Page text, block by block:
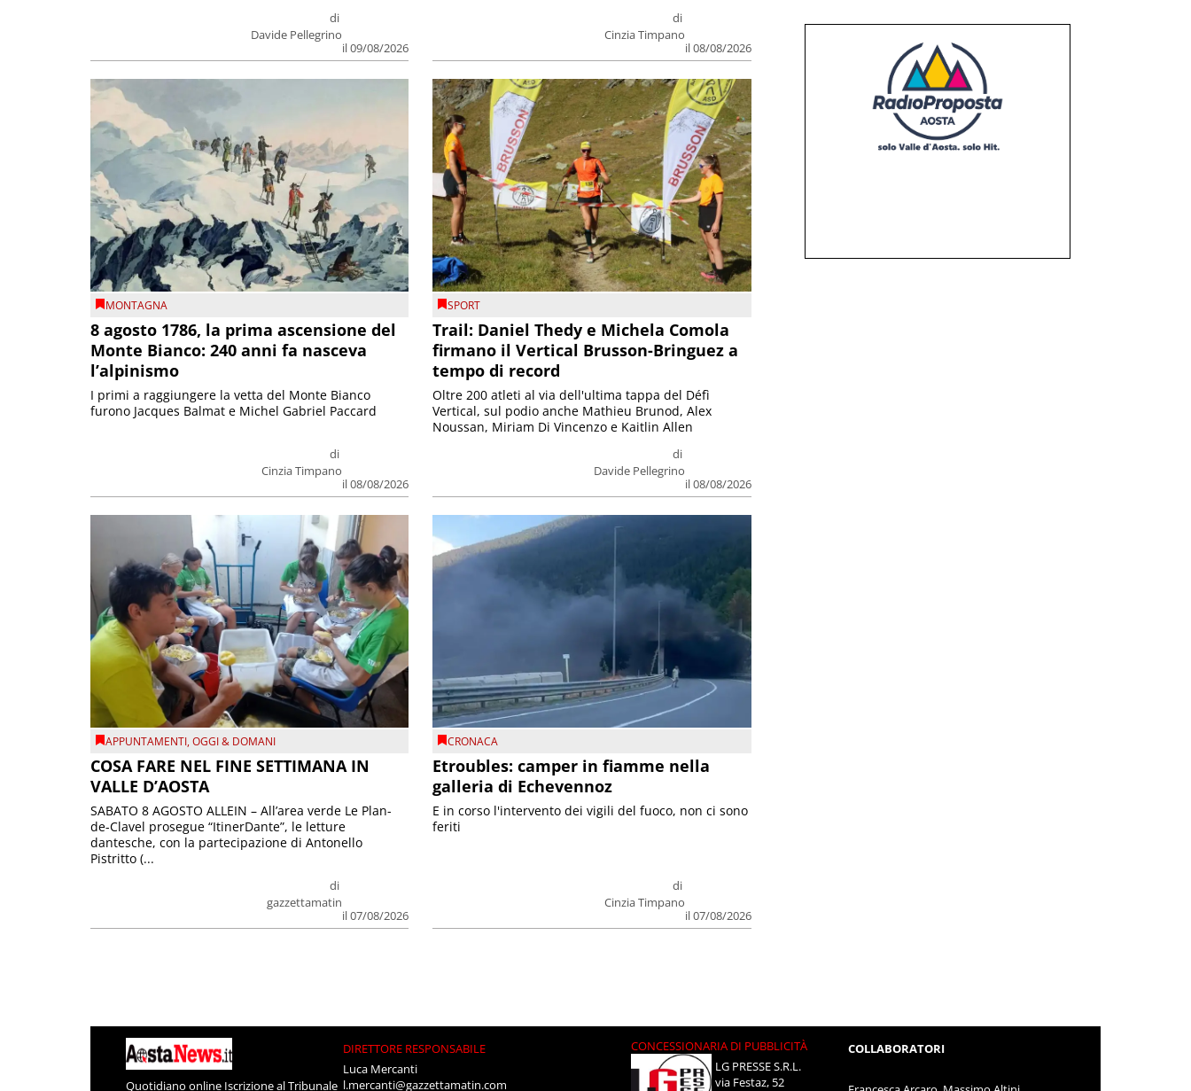
di
Davide Pellegrino
il 09/08/2026
di
Cinzia Timpano
il 08/08/2026
MONTAGNA
8 agosto 1786, la prima ascensione del
Monte Bianco: 240 anni fa nasceva
l’alpinismo
di
Cinzia Timpano
il 08/08/2026
I primi a raggiungere la vetta del Monte Bianco
furono Jacques Balmat e Michel Gabriel Paccard
SPORT
Trail: Daniel Thedy e Michela Comola
firmano il Vertical Brusson-Bringuez a
tempo di record
di
Davide Pellegrino
il 08/08/2026
Oltre 200 atleti al via dell'ultima tappa del Défì
Vertical, sul podio anche Mathieu Brunod, Alex
Noussan, Miriam Di Vincenzo e Kaitlin Allen
APPUNTAMENTI,OGGI & DOMANI
COSA FARE NEL FINE SETTIMANA IN
VALLE D’AOSTA
di
gazzettamatin
il 07/08/2026
SABATO 8 AGOSTO ALLEIN – All’area verde Le Plan-
de-Clavel prosegue “ItinerDante”, le letture
dantesche, con la partecipazione di Antonello
Pistritto (...
CRONACA
Etroubles: camper in fiamme nella
galleria di Echevennoz
di
Cinzia Timpano
il 07/08/2026
E in corso l'intervento dei vigili del fuoco, non ci sono
feriti
Quotidiano online Iscrizione al Tribunale
DIRETTORE RESPONSABILE
Luca Mercanti
l.mercanti@gazzettamatin.com
CONCESSIONARIA DI PUBBLICITÀ
LG PRESSE S.R.L.
via Festaz, 52
COLLABORATORI